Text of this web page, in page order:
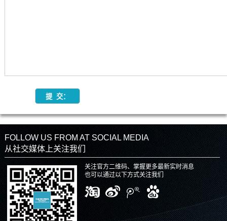
FOLLOW US FROM AT SOCIAL MEDIA
从社交媒体上关注我们
关注官方二维码、掌握更多最新实时消息
也可以通过以下方式关注我们